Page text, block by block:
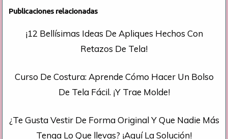
Publicaciones relacionadas
¡12 Bellísimas Ideas De Apliques Hechos Con
Retazos De Tela!
Curso De Costura: Aprende Cómo Hacer Un Bolso
De Tela Fácil. ¡Y Trae Molde!
¿Te Gusta Vestir De Forma Original Y Que Nadie Más
Tenga Lo Que llevas? ¡Aquí La Solución!